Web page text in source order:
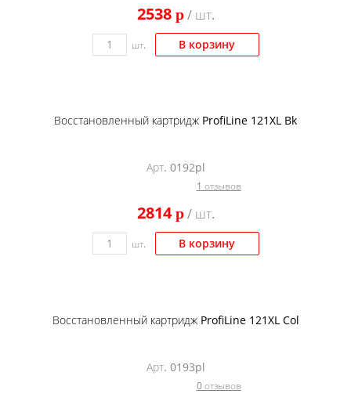
2538 p/ шт.
шт. В корзину
Восстановленный картридж ProfiLine 121XL Bk
Арт. 0192pl
1 отзывов
2814p/ шт.
шт. В корзину
Восстановленный картридж ProfiLine 121XL Col
Арт. 0193pl
0 отзывов